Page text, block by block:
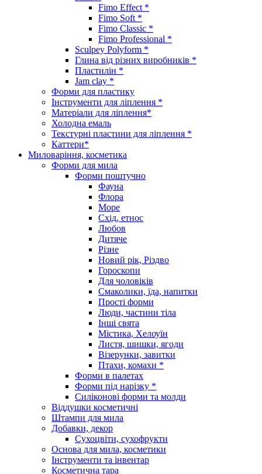
Fimo Effect *
Fimo Soft *
Fimo Classic *
Fimo Professional *
Sculpey Polyform *
Глина від різних виробників *
Пластилін *
Jam clay *
Форми для пластику
Інструменти для ліплення *
Матеріали для ліплення*
Холодна емаль
Текстурні пластини для ліплення *
Каттери*
Миловаріння, косметика
Форми для мила
Форми поштучно
Фауна
Флора
Море
Схід, етнос
Любов
Дитяче
Різне
Новий рік, Різдво
Гороскопи
Для чоловіків
Смаколики, їда, напитки
Прості форми
Люди, частини тіла
Інші свята
Містика, Хелоуїн
Листя, шишки, ягоди
Візерунки, завитки
Птахи, комахи *
Форми в палетах
Форми під нарізку *
Силіконові форми та молди
Віддушки косметичні
Штампи для мила
Добавки, декор
Сухоцвіти, сухофрукти
Основа для мила, косметики
Інструменти та інвентар
Косметична тара